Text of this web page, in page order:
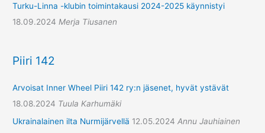
Turku-Linna -klubin toimintakausi 2024-2025 käynnistyi
18.09.2024 Merja Tiusanen
Piiri 142
Arvoisat Inner Wheel Piiri 142 ry:n jäsenet, hyvät ystävät
18.08.2024 Tuula Karhumäki
Ukrainalainen ilta Nurmijärvellä 12.05.2024 Annu Jauhiainen